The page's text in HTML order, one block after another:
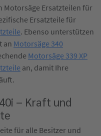
Motorsäge Ersatzteilen für
Ersatzteile für
. Ebenso unterstützen
an Motorsäge 340
Motorsäge 339 XP
an, damit Ihre
– Kraft und
für alle Besitzer und